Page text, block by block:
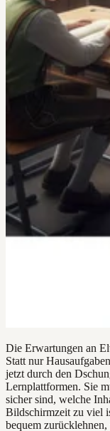
Die Erwartungen an
Statt nur
jetzt durch den
Lernplattformen. Sie
sicher sind, welche
Bildschirmzeit zu viel
bequem